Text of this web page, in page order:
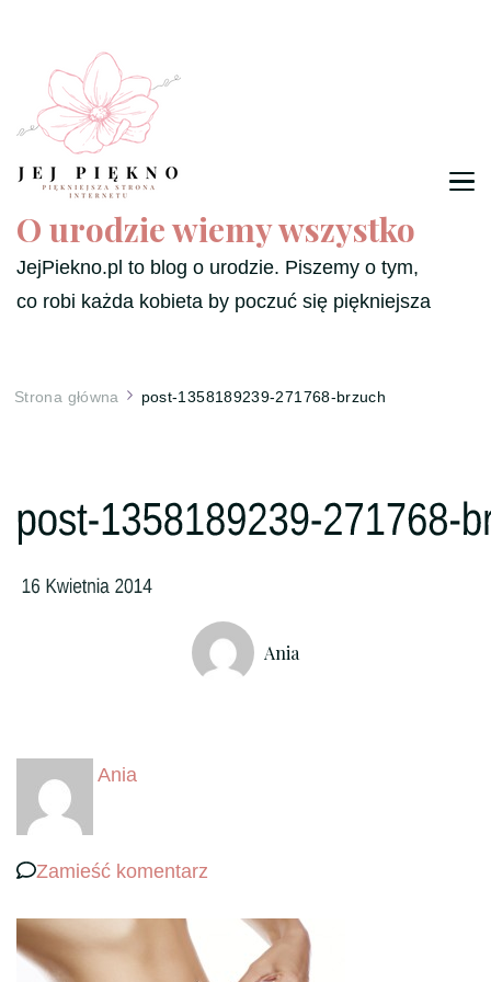
O urodzie wiemy wszystko
JejPiekno.pl to blog o urodzie. Piszemy o tym,
co robi każda kobieta by poczuć się piękniejsza
Strona główna post-1358189239-271768-brzuch
Ania
Ania
Zamieść komentarz
1358189239-